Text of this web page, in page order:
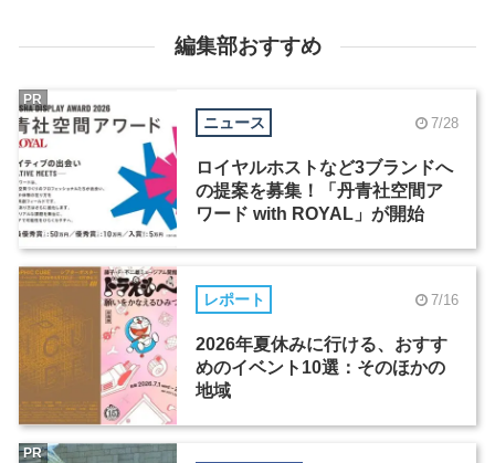
編集部おすすめ
ニュース 7/28
ロイヤルホストなど3ブランドへ
の提案を募集！「丹青社空間ア
ワード with ROYAL」が開始
PR
レポート 7/16
2026年夏休みに行ける、おすす
めのイベント10選：そのほかの
地域
PR